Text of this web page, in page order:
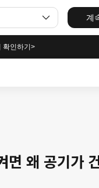
계
확인하기>
왜 공기가 건